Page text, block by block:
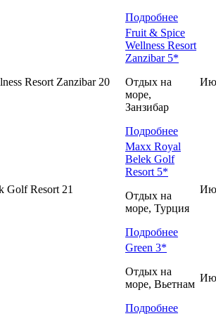
Подробнее
Fruit & Spice
Wellness Resort
Zanzibar 5*
Отдых на
море,
Занзибар
Подробнее
Maxx Royal
Belek Golf
Resort 5*
Отдых на
море, Турция
Подробнее
Green 3*
Отдых на
море, Вьетнам
Подробнее